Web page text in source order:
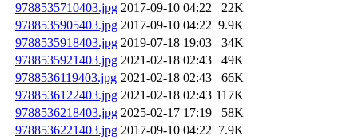
9788535710403.jpg 2017-09-10 04:22
22K
9788535905403.jpg 2017-09-10 04:22 9.9K
9788535918403.jpg 2019-07-18 19:03
34K
9788535921403.jpg 2021-02-18 02:43
49K
9788536119403.jpg 2021-02-18 02:43
66K
9788536122403.jpg 2021-02-18 02:43 117K
9788536218403.jpg 2025-02-17 17:19
58K
9788536221403.jpg 2017-09-10 04:22 7.9K